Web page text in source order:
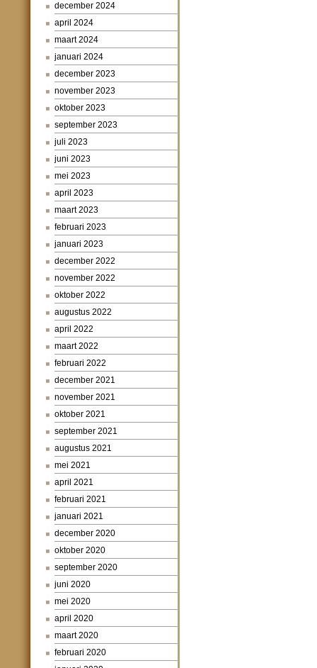
december 2024
april 2024
maart 2024
januari 2024
december 2023
november 2023
oktober 2023
september 2023
juli 2023
juni 2023
mei 2023
april 2023
maart 2023
februari 2023
januari 2023
december 2022
november 2022
oktober 2022
augustus 2022
april 2022
maart 2022
februari 2022
december 2021
november 2021
oktober 2021
september 2021
augustus 2021
mei 2021
april 2021
februari 2021
januari 2021
december 2020
oktober 2020
september 2020
juni 2020
mei 2020
april 2020
maart 2020
februari 2020